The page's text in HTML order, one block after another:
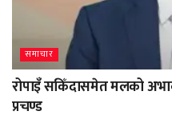
समाचार
रोपाइँ सकिँदासमेत मलको
प्रचण्ड